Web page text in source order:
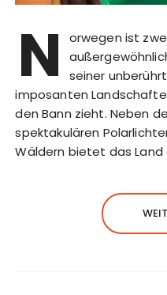
N
orwegen ist
seiner
imposanten
den Bann zieht. Neben
spektakulären
Wäldern bietet das Land